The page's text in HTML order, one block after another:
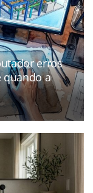
erros
quando a